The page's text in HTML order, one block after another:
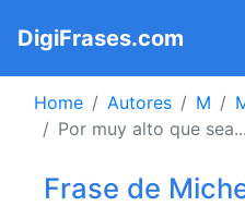
DigiFrases.com
Home Autores M
Por muy alto que sea...
Frase de